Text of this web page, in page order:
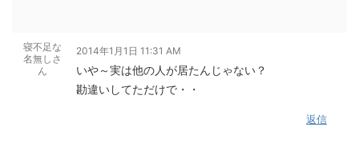
寝不足な
名無しさ
ん
2014年1月1日 11:31 AM
いや～実は他の人が居たんじゃない？
勘違いしてただけで・・
返信